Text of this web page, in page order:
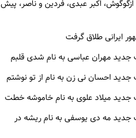
اکبر عبدی، فردین و ناصر، پیش
ایرانی طلاق گرفت
جدید مهران عباسی به نام شدی قلبم
جدید احسان نی زن به نام از تو نوشتم
جدید میلاد علوی به نام خاموشه خطت
جدید مه دی یوسفی به نام ریشه در